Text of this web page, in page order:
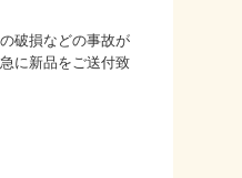
破損などの事故が
に新品をご送付致